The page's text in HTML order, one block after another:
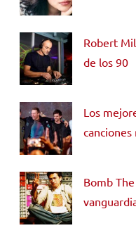
Robert
de los 90
Los
canciones
Bomb